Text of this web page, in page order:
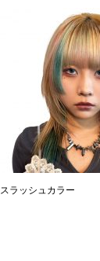
スラッシュカラー